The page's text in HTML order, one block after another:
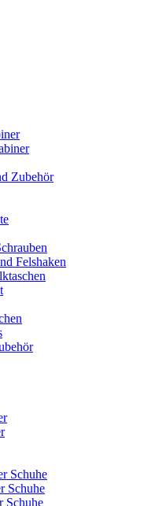
Zubehör
Felshaken
Schuhe
Schuhe
Schuhe